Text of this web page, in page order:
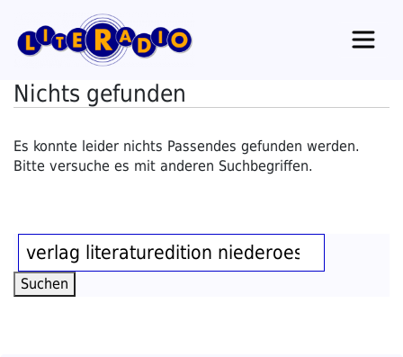
Inhalt
springen
Nichts gefunden
Es konnte leider nichts Passendes gefunden werden.
Bitte versuche es mit anderen Suchbegriffen.
Suchen
nach:
Suchen